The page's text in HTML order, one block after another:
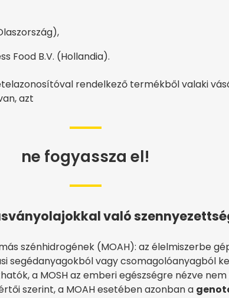
Food B.V. (Hollandia).
rendelkező termékből valaki
azt
ne fogyassza el!
való
szénhidrogének (MOAH): az élelmiszerbe
segédanyagokból vagy csomagolóanyagból
a MOSH az emberi egészségre nézve
szerint, a MOAH esetében azonban a